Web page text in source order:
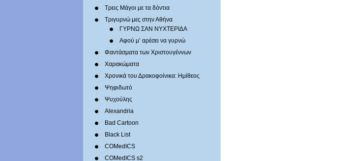
Τρεις Μάγοι με τα δόντια
Τριγυρνώ μες στην Αθήνα
ΓΥΡΝΩ ΣΑΝ ΝΥΧΤΕΡΙΔΑ
Αφού μ’ αρέσει να γυρνώ
Φαντάσματα των Χριστουγέννων
Χαρακώματα
Χρονικά του Δρακοφοίνικα: Ημίθεος
Ψηφιδωτό
Ψυχούλης
Alexandria
Bad Cartoon
Black List
COMedICS
COMedICS s2